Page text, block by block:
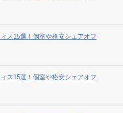
ス15選！個室や格安シェアオフ
ス15選！個室や格安シェアオフ